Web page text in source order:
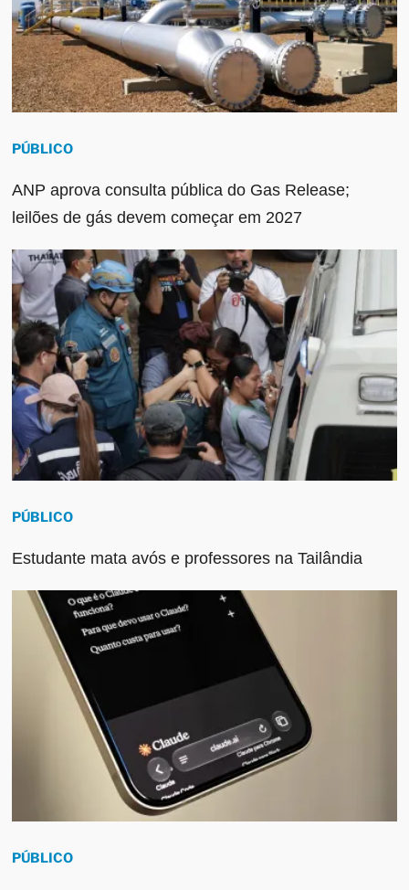
PÚBLICO
ANP aprova consulta pública do Gas Release;
leilões de gás devem começar em 2027
PÚBLICO
Estudante mata avós e professores na Tailândia
PÚBLICO